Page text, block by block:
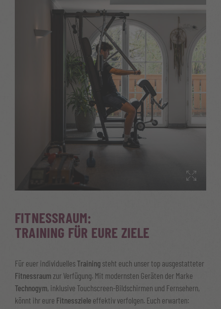
FITNESSRAUM:
TRAINING FÜR EURE ZIELE
Für euer individuellesTraining steht euch unser top ausgestatteter
Fitnessraum zur Verfügung. Mit modernsten Geräten der Marke
Technogym, inklusive Touchscreen-Bildschirmen und Fernsehern,
könnt ihr eure Fitnessziele effektiv verfolgen. Euch erwarten: